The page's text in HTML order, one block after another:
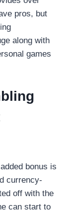
pros, but
along with
games
bonus is
currency-
off with the
can start to